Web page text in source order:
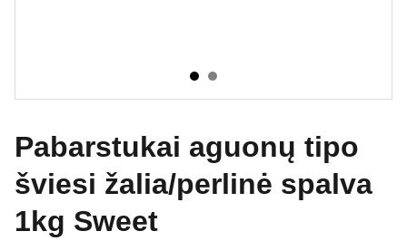
Pabarstukai aguonų tipo
šviesi žalia/perlinė spalva
1kg Sweet